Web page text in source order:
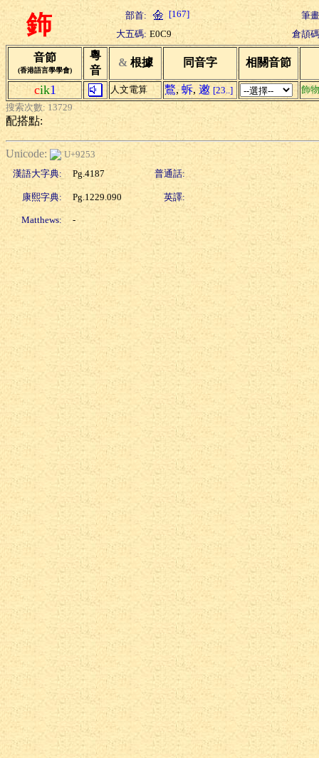
鉓 部首: [167]
筆
大五碼: E0C9 倉頡
音節
(香港語言學學會)
粵
音
& 根據 同音字 相關音節
cik1 人文電算 鷘, 蚸, 遫 [23..]
飾物
搜索次數: 13729
配搭點:
Unicode:
U+9253
漢語大字典:
Pg.4187 普通話:
康熙字典: Pg.1229.090 英譯:
Matthews: -